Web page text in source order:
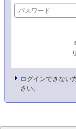
ログインできない
さい。